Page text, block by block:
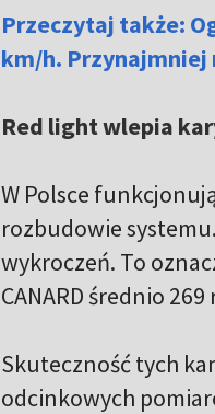
Przeczytaj także:
km/h. Przynajmniej
Red light wlepia
W Polsce
rozbudowie
wykroczeń. To
CANARD średnio
Skuteczność tych
odcinkowych